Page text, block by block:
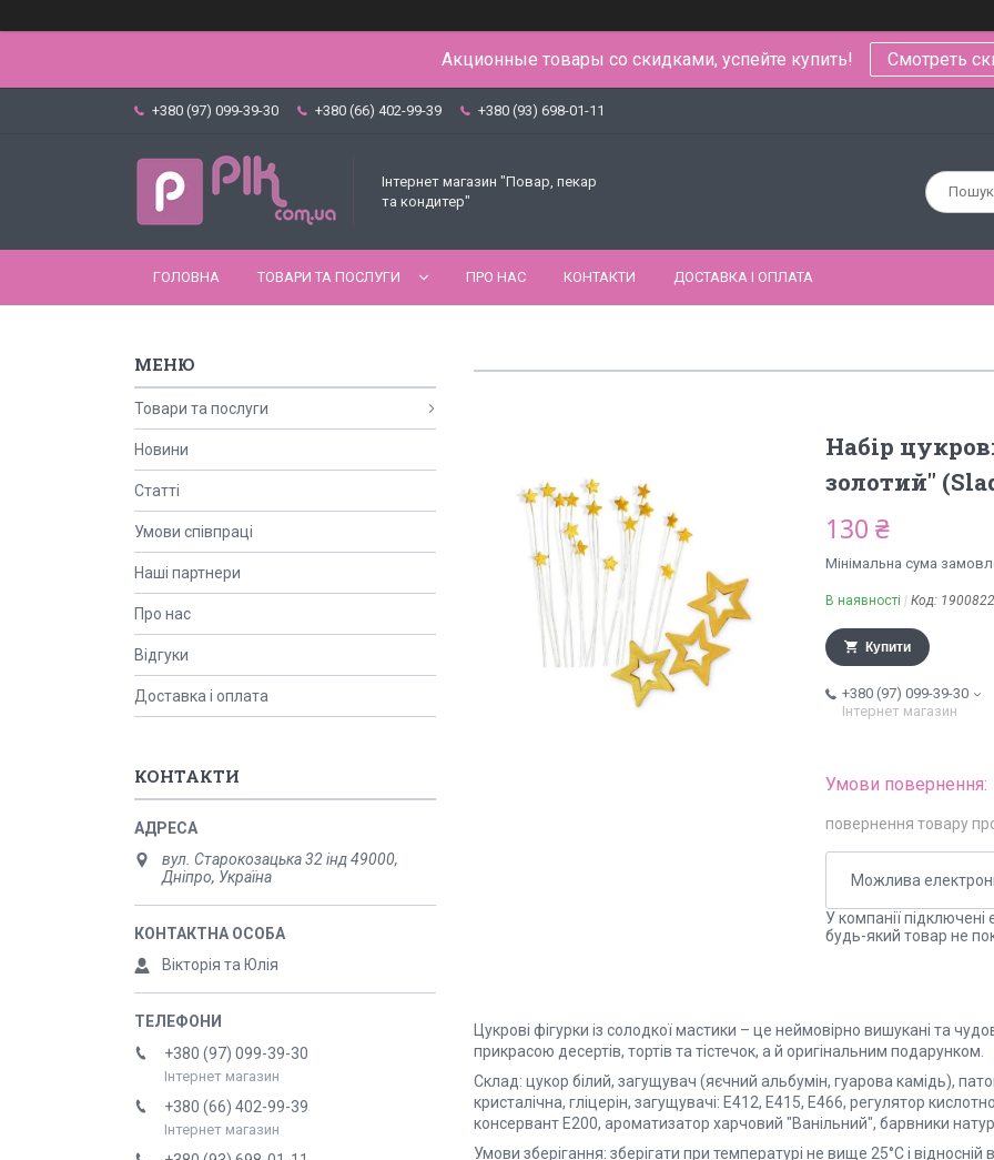
Акционные товары со скидками, успейте купить! Смотреть
+380 (97) 099-39-30 +380 (66) 402-99-39 +380 (93) 698-01-11
Інтернет магазин "Повар, пекар
та кондитер"
ГОЛОВНА ТОВАРИ ТА ПОСЛУГИ ПРО НАС КОНТАКТИ ДОСТАВКА І ОПЛАТА
Набір
золотий"
130 ₴
Мінімальна сума
В наявності Код:
Купити
+380 (97) 099-39-30
Інтернет магазин
повернення товару
У компанії
будь-який товар не
Цукрові фігурки із солодкої мастики – це неймовірно вишукані та
прикрасою десертів, тортів та тістечок, а й оригінальним подарунком.
Склад: цукор білий, загущувач (яєчний альбумін, гуарова камідь),
кристалічна, гліцерін, загущувачі: Е412, Е415, Е466, регулятор
консервант Е200, ароматизатор харчовий "Ванільний", барвники
Умови зберігання: зберігати при температурі не вище 25°С і відносній
Товари та послуги
Новини
Статті
Умови співпраці
Наші партнери
Про нас
Відгуки
Доставка і оплата
КОНТАКТИ
вул. Старокозацька 32 інд 49000,
Дніпро, Україна
Вікторія та Юлія
+380 (97) 099-39-30
Інтернет магазин
+380 (66) 402-99-39
Інтернет магазин